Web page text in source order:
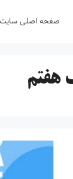
صفحه اصلی سایت
هفتم